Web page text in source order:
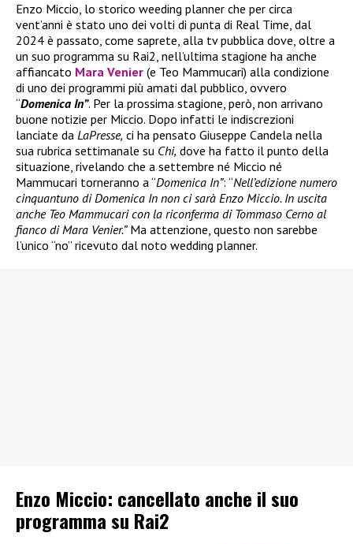
Enzo Miccio, lo storico weeding planner che per circa
vent’anni è stato uno dei volti di punta di Real Time, dal
2024 è passato, come saprete, alla tv pubblica dove, oltre a
un suo programma su Rai2, nell’ultima stagione ha anche
affiancato Mara Venier (e Teo Mammucari) alla condizione
di uno dei programmi più amati dal pubblico, ovvero
“Domenica In”. Per la prossima stagione, però, non arrivano
buone notizie per Miccio. Dopo infatti le indiscrezioni
lanciate da LaPresse, ci ha pensato Giuseppe Candela nella
sua rubrica settimanale su Chi, dove ha fatto il punto della
situazione, rivelando che a settembre né Miccio né
Mammucari torneranno a “Domenica In”: “Nell’edizione numero
cinquantuno di Domenica In non ci sarà Enzo Miccio. In uscita
anche Teo Mammucari con la riconferma di Tommaso Cerno al
fianco di Mara Venier.”Ma attenzione, questo non sarebbe
l’unico “no” ricevuto dal noto wedding planner.
Enzo Miccio: cancellato anche il suo
programma su Rai2